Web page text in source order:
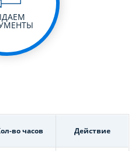
во часов Действие